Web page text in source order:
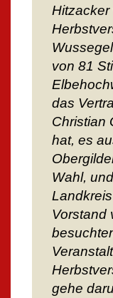
Hitzacker
von 81
das
Christian
hat, es
Wahl,
Vorstand
gehe